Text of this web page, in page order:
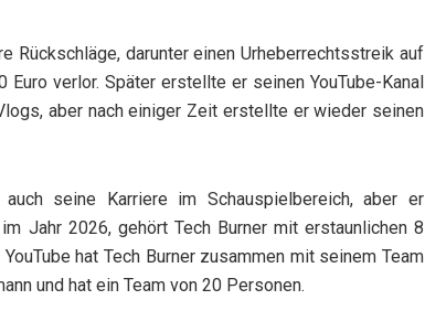
Rückschläge, darunter einen Urheberrechtsstreik auf
verlor. Später erstellte er seinen YouTube-Kanal
aber nach einiger Zeit erstellte er wieder seinen
seine Karriere im Schauspielbereich, aber er
Jahr 2026, gehört Tech Burner mit erstaunlichen 8
hat Tech Burner zusammen mit seinem Team
und hat ein Team von 20 Personen.